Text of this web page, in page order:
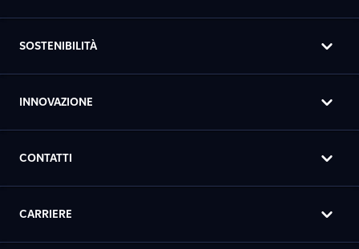
SOSTENIBILITÀ
INNOVAZIONE
CONTATTI
CARRIERE